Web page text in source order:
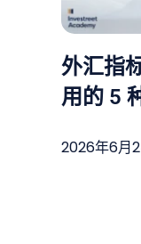
外汇指
用的 5
2026年6月